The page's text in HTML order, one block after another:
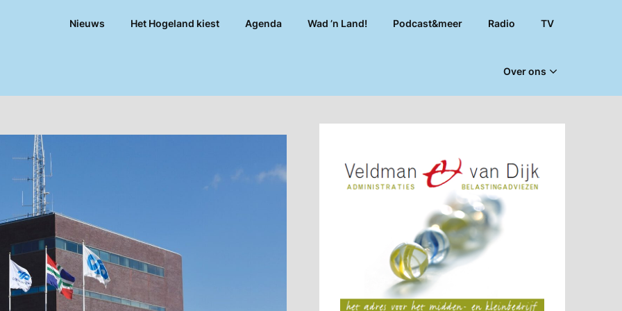
Nieuws Het Hogeland kiest Agenda Wad ’n Land! Podcast&meer Radio TV
Over ons